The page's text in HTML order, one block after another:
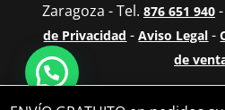
Zaragoza - Tel. 876 651 940-
de Privacidad -Aviso Legal -
de